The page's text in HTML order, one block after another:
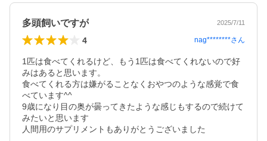
多頭飼いですが 2025/7/11
4 nag********さん
1匹は食べてくれるけど、もう1匹は食べてくれないので好
みはあると思います。
食べてくれる方は嫌がることなくおやつのような感覚で食
べています^^
9歳になり目の奥が曇ってきたような感じもするので続けて
みたいと思います
人間用のサプリメントもありがとうございました